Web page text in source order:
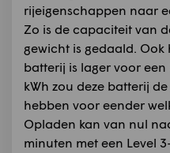
rijeigenschappen naar
Zo is de capaciteit van
gewicht is gedaald.
batterij is lager voor
kWh zou deze batterij
hebben voor eender
Opladen kan van nul
minuten met een Level